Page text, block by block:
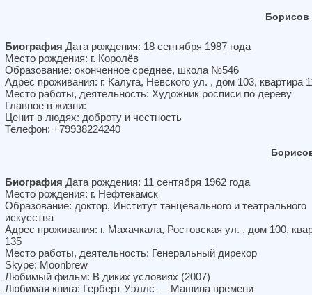
Борисов
Биография Дата рождения: 18 сентября 1987 года
Место рождения: г. Королёв
Образование: оконченное среднее, школа №546
Адрес проживания: г. Калуга, Невского ул. , дом 103, квартира
Место работы, деятельность: Художник росписи по дереву
Главное в жизни:
Ценит в людях: доброту и честность
Телефон: +79938224240
Биография Дата рождения: 11 сентября 1962 года
Место рождения: г. Нефтекамск
Образование: доктор, Институт танцевального и театрального
искусства
Адрес проживания: г. Махачкала, Ростовская ул. , дом 100,
135
Место работы, деятельность: Генеральный дирекор
Skype: Moonbrew
Любимый фильм: В диких условиях (2007)
Любимая книга: Герберт Уэллс — Машина времени